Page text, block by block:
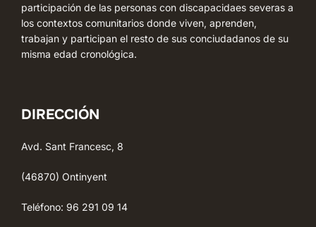
participación de las personas con discapacidaes severas a
los contextos comunitarios donde viven, aprenden,
trabajan y participan el resto de sus conciudadanos de su
misma edad cronológica.
DIRECCIÓN
Avd. Sant Francesc, 8
(46870) Ontinyent
Teléfono: 96 291 09 14